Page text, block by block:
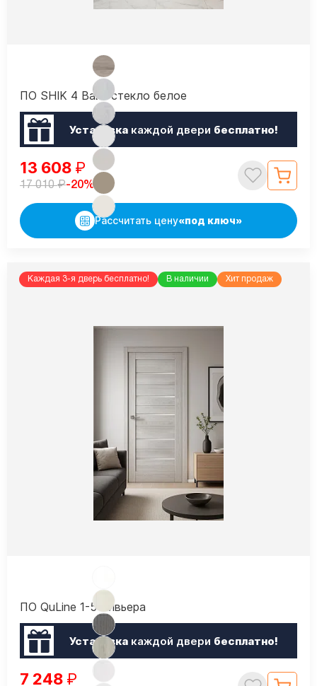
ПО SHIK 4 Вайт стекло белое
Установкакаждой двери бесплатно!
13 608 ₽
17 010₽-20%
Рассчитать цену«под ключ»
Каждая 3-я дверь бесплатно! В наличии Хит продаж
ПО QuLine 1-5 Ривьера
Установкакаждой двери бесплатно!
7 248 ₽